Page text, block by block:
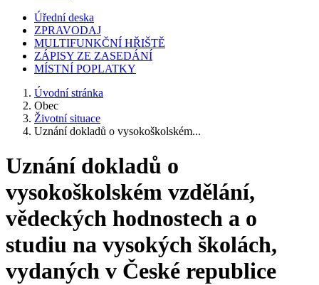
Úřední deska
ZPRAVODAJ
MULTIFUNKČNÍ HŘIŠTĚ
ZÁPISY ZE ZASEDÁNÍ
MÍSTNÍ POPLATKY
Úvodní stránka
Obec
Životní situace
Uznání dokladů o vysokoškolském...
Uznání dokladů o
vysokoškolském vzdělání,
vědeckých hodnostech a o
studiu na vysokých školách,
vydaných v České republice